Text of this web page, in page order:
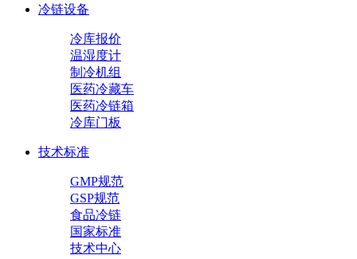
冷链设备
冷库报价
温湿度计
制冷机组
医药冷藏车
医药冷链箱
冷库门板
技术标准
GMP规范
GSP规范
食品冷链
国家标准
技术中心